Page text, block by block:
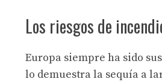
Los riesgos de
Europa siempre ha sido
lo demuestra la sequía a